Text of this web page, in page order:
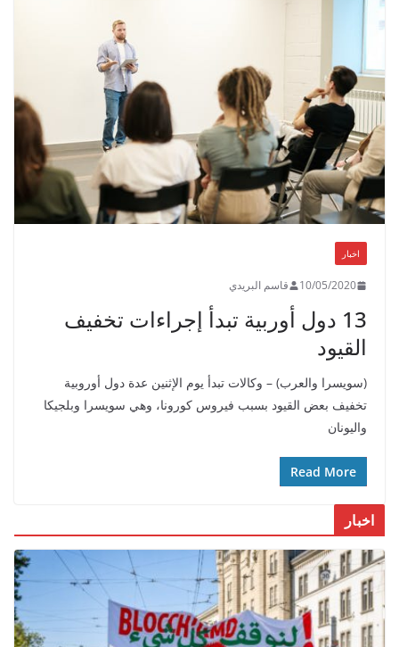
اخبار
10/05/2020 قاسم البريدي
13 دول أوربية تبدأ إجراءات تخفيف
القيود
(سويسرا والعرب) – وكالات تبدأ يوم الإثنين عدة دول أوروبية
تخفيف بعض القيود بسبب فيروس كورونا، وهي سويسرا وبلجيكا
واليونان
Read More
اخبار